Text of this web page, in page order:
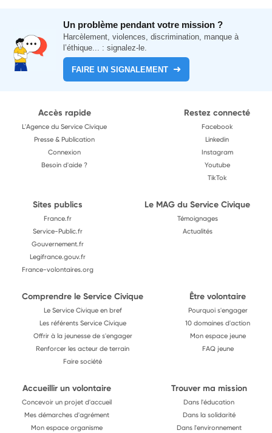
Un problème pendant votre mission ?
Harcèlement, violences, discrimination, manque à
l’éthique... : signalez-le.
FAIRE UN SIGNALEMENT
Accès rapide
L'Agence du Service Civique
Presse & Publication
Connexion
Besoin d'aide ?
Restez connecté
Facebook
Linkedin
Instagram
Youtube
TikTok
Sites publics
France.fr
Service-Public.fr
Gouvernement.fr
Legifrance.gouv.fr
France-volontaires.org
Le MAG du Service Civique
Témoignages
Actualités
Comprendre le Service Civique
Le Service Civique en bref
Les référents Service Civique
Offrir à la jeunesse de s'engager
Renforcer les acteur de terrain
Faire société
Être volontaire
Pourquoi s'engager
10 domaines d'action
Mon espace jeune
FAQ jeune
Accueillir un volontaire
Concevoir un projet d'accueil
Mes démarches d'agrément
Mon espace organisme
Trouver ma mission
Dans l'éducation
Dans la solidarité
Dans l'environnement